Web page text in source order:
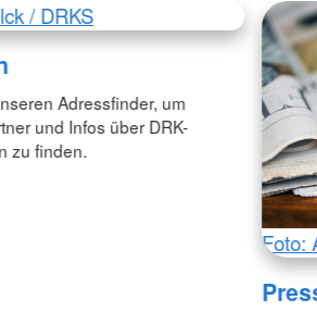
/ DRKS
Adressfinder, um
und Infos über DRK-
zu finden.
Foto: